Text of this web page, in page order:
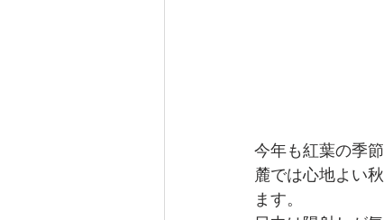
今年も紅葉の季
麓では心地よい
ます。